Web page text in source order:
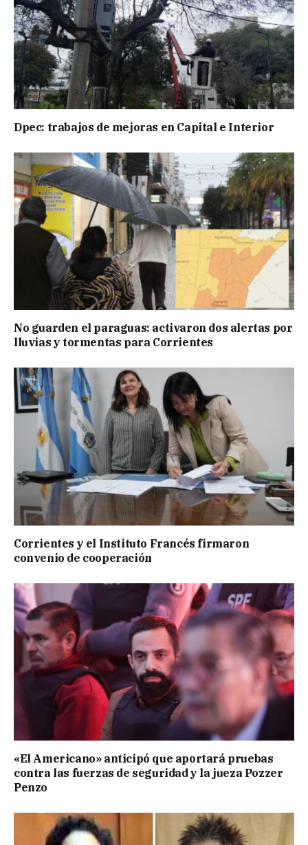
Dpec: trabajos de mejoras en Capital e Interior
No guarden el paraguas: activaron dos alertas por
lluvias y tormentas para Corrientes
Corrientes y el Instituto Francés firmaron
convenio de cooperación
«El Americano» anticipó que aportará pruebas
contra las fuerzas de seguridad y la jueza Pozzer
Penzo